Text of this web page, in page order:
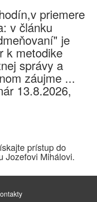
priemere
v článku
je
k metodike
správy a
záujme ...
13.8.2026,
prístup do
Jozefovi Mihálovi.